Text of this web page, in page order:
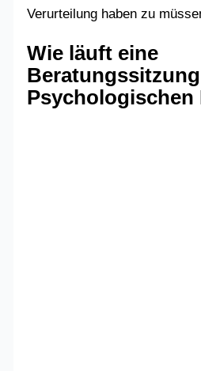
Verurteilung haben zu
Wie läuft eine
Psychologischen